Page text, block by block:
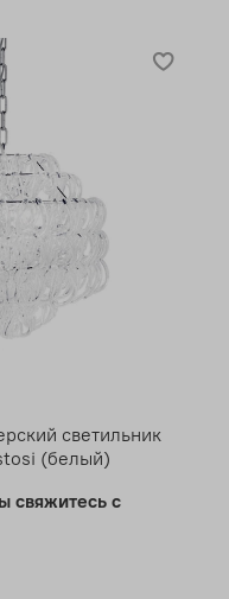
светильник
(белый)
свяжитесь с